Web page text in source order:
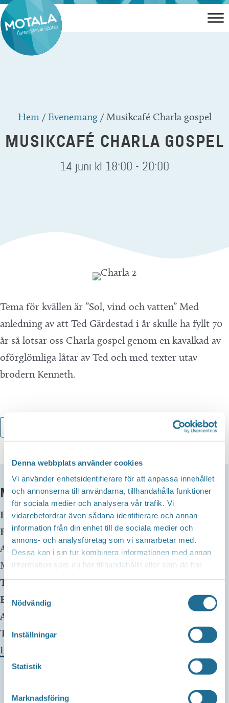
Denna webbplats använder cookies
Vi använder enhetsidentifierare för att anpassa innehållet
och annonserna till användarna, tillhandahålla funktioner
för sociala medier och analysera vår trafik. Vi
vidarebefordrar även sådana identifierare och annan
information från din enhet till de sociala medier och
annons- och analysföretag som vi samarbetar med.
Dessa kan i sin tur kombinera informationen med annan
information som du har tillhandahållit eller som de har
Nödvändig
Inställningar
Statistik
Marknadsföring
Hoppa
till
innehåll
Hem/Evenemang/ Musikcafé Charla gospel
MUSIKCAFÉ CHARLA GOSPEL
14 juni kl 18:00 - 20:00
Tema för kvällen är ”Sol, vind och vatten” Med
anledning av att Ted Gärdestad i år skulle ha fyllt 70
år så lotsar oss Charla gospel genom en kavalkad av
oförglömliga låtar av Ted och med texter utav
brodern Kenneth.
MER INFO
Datum: 14 juni kl 18:00-20:00
Plats:Equmeniakyrkan Furulid
Adress: Badstrandsvägen 8
Motala, 59170 Sweden
Telefon:0701524466
E-mail:
Arrangör:
Telefonnummer arrangör:
Evenemangets webbplats »